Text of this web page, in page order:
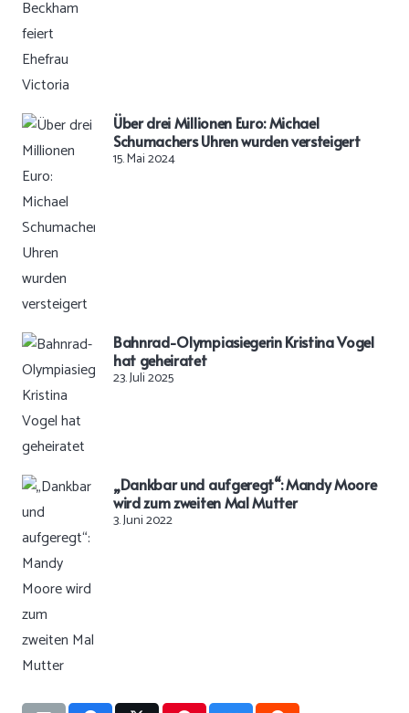
Über drei Millionen Euro: Michael
Schumachers Uhren wurden versteigert
15. Mai 2024
Bahnrad-Olympiasiegerin Kristina Vogel
hat geheiratet
23. Juli 2025
„Dankbar und aufgeregt“: Mandy Moore
wird zum zweiten Mal Mutter
3. Juni 2022